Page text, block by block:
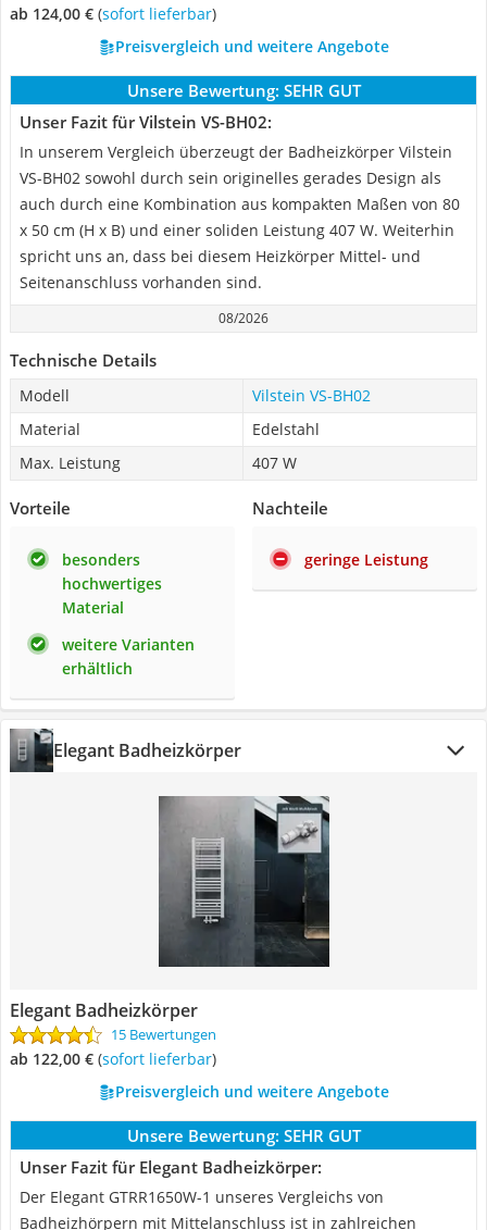
ab 124,00 € ( Sofort lieferbar)
Preisvergleich und weitere Angebote
Unsere Bewertung: SEHR GUT
Unser Fazit für Vilstein VS-BH02:
‎In unserem Vergleich überzeugt der Badheizkörper Vilstein
VS-BH02 sowohl durch sein originelles gerades Design als
auch durch eine Kombination aus kompakten Maßen von 80
x 50 cm (H x B) und einer soliden Leistung 407 W. Weiterhin
spricht uns an, dass bei diesem Heizkörper Mittel- und
Seitenanschluss vorhanden sind.
08/2026
Technische Details
Modell
Vilstein VS-BH02
Material
Edelstahl
Max. Leistung
407 W
Vorteile
besonders
hochwertiges
Material
weitere Varianten
erhältlich
Nachteile
geringe Leistung
Elegant Badheizkörper
Elegant Badheizkörper
15 Bewertungen
ab 122,00 € ( Sofort lieferbar)
Preisvergleich und weitere Angebote
Unsere Bewertung: SEHR GUT
Unser Fazit für Elegant Badheizkörper:
Der Elegant GTRR1650W-1 unseres Vergleichs von
Badheizhörpern mit Mittelanschluss ist in zahlreichen